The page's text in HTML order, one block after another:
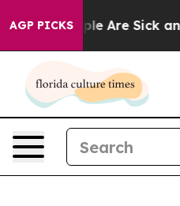
AGP PICKS
“People Are Sick and